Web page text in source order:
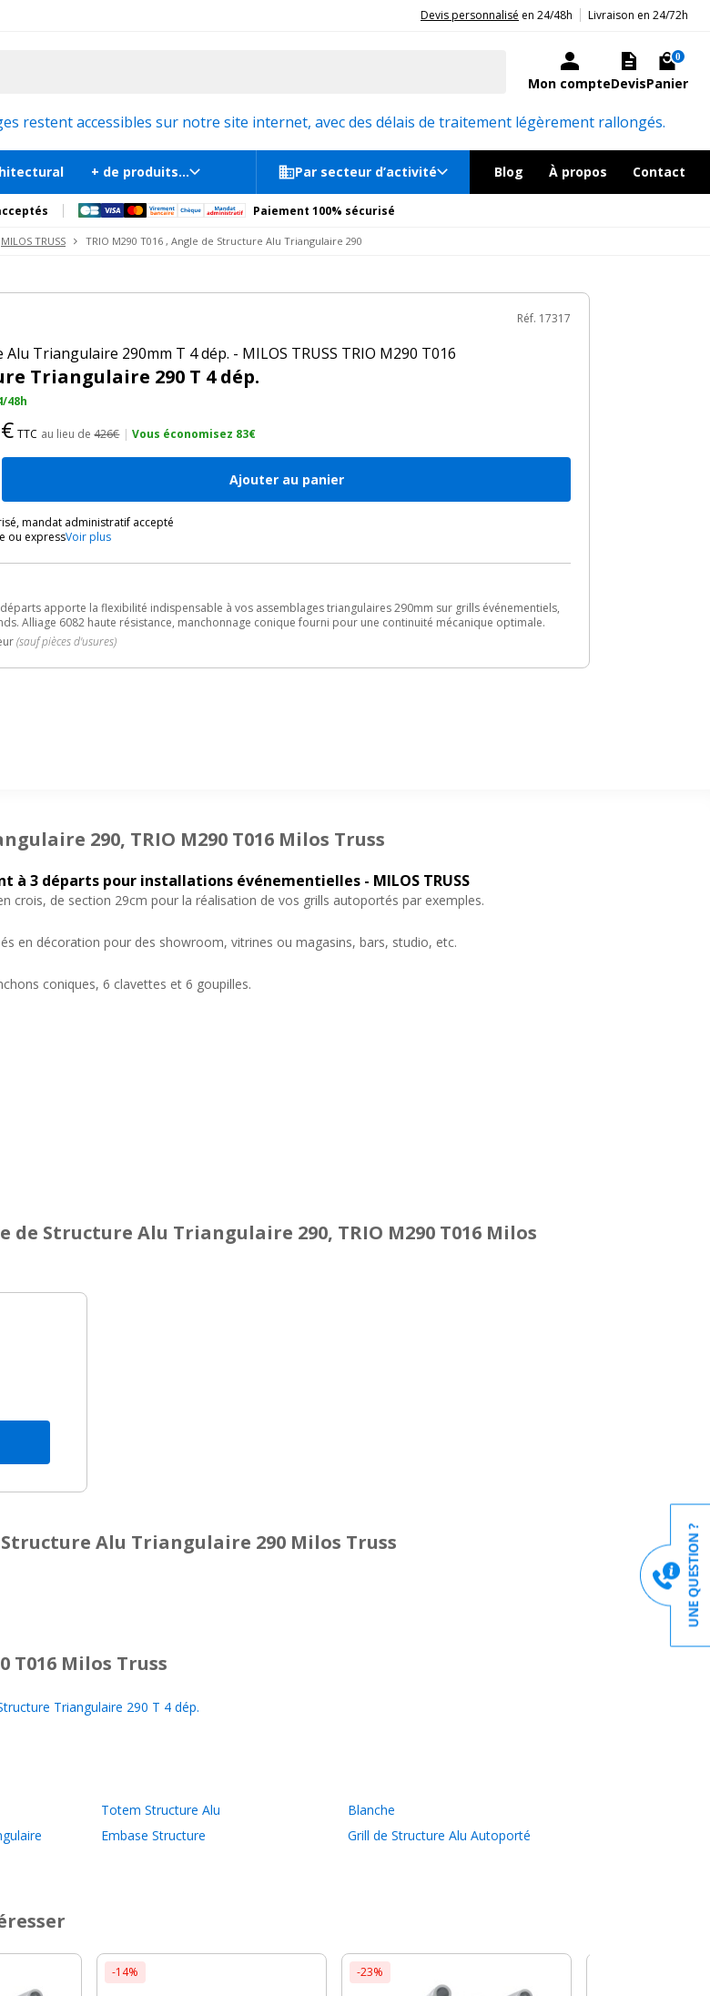
stand exposition, scène, podium et estrade, etc. | 20ans d'expérience aux côtés des professionnels et acteurs publics.
Devis personnalisé en 24/48h Livraison en 24/72h
Mon compteDevisPanier
0
restent accessibles sur notre site internet, avec des délais de traitement légèrement rallongés.
+ de produits... Par secteur d’activité Blog À propos Contact
Paiement 100% sécurisé
MILOS TRUSS TRIO M290 T016 , Angle de Structure Alu Triangulaire 290
Triangulaire 290mm T 4 dép. - MILOS TRUSS TRIO M290 T016
Triangulaire 290 T 4 dép.
Réf. 17317
48h
TTC au lieu de426€ |Vous économisez 83€
Ajouter au panier
mandat administratif accepté
ou expressVoir plus
apporte la flexibilité indispensable à vos assemblages triangulaires 290mm sur grills événementiels,
Alliage 6082 haute résistance, manchonnage conique fourni pour une continuité mécanique optimale.
(sauf pièces d'usures)
290, TRIO M290 T016 Milos Truss
3 départs pour installations événementielles - MILOS TRUSS
crois, de section 29cm pour la réalisation de vos grills autoportés par exemples.
en décoration pour des showroom, vitrines ou magasins, bars, studio, etc.
coniques, 6 clavettes et 6 goupilles.
de Structure Alu Triangulaire 290, TRIO M290 T016 Milos
Structure Alu Triangulaire 290 Milos Truss
T016 Milos Truss
Triangulaire 290 T 4 dép.
Totem Structure Alu
Blanche
Embase Structure
Grill de Structure Alu Autoporté
-14% -23%